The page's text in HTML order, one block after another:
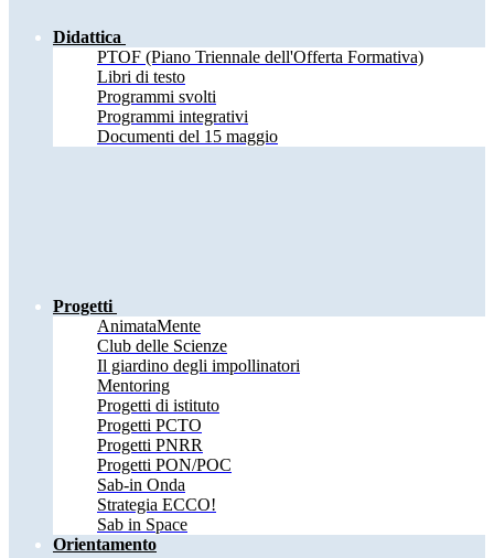
Didattica
PTOF (Piano Triennale dell'Offerta Formativa)
Libri di testo
Programmi svolti
Programmi integrativi
Documenti del 15 maggio
Progetti
AnimataMente
Club delle Scienze
Il giardino degli impollinatori
Mentoring
Progetti di istituto
Progetti PCTO
Progetti PNRR
Progetti PON/POC
Sab-in Onda
Strategia ECCO!
Sab in Space
Orientamento